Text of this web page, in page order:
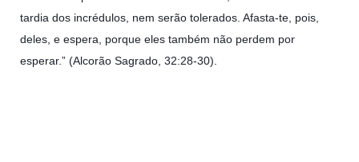
tardia dos incrédulos, nem serão tolerados. Afasta-te, pois,
deles, e espera, porque eles também não perdem por
esperar.” (Alcorão Sagrado, 32:28-30).